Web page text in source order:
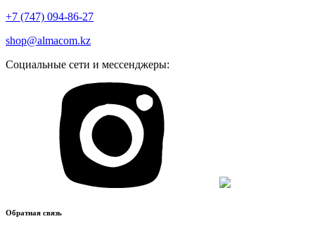
+7 (747) 094-86-27
shop@almacom.kz
Социальные сети и мессенджеры:
Обратная связь